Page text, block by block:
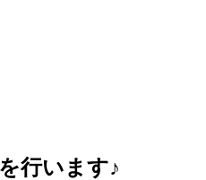
行います♪